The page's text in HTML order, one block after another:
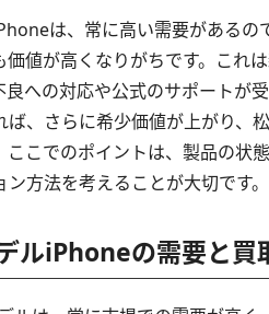
は、常に高い需要があるの
価値が高くなりがちです。これ
良への対応や公式のサポートが
ば、さらに希少価値が上がり、
ここでのポイントは、製品の状
方法を考えることが大切です。
ルiPhoneの需要と買